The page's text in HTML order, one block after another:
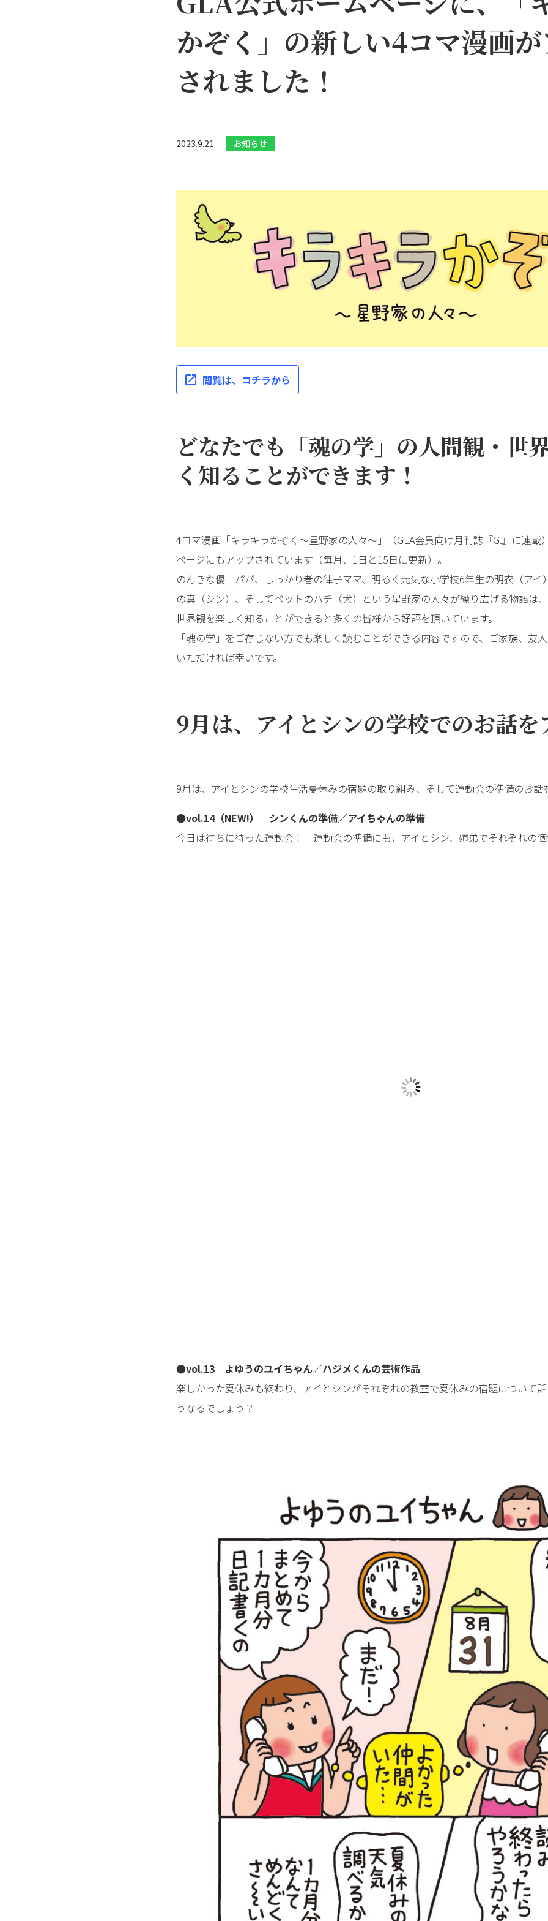
かぞく」の新しい4コマ漫画
されました！
2023.9.21 お知らせ
閲覧は、コチラから
どなたでも「魂の学」の人間観・世
く知ることができます！
4コマ漫画「キラキラかぞく～星野家の人々～」（GLA会員向け月刊誌『G.』に連載
ページにもアップされています（毎月、1日と15日に更新）。
のんきな優一パパ、しっかり者の律子ママ、明るく元気な小学校6年生の明衣（アイ
の真（シン）、そしてペットのハチ（犬）という星野家の人々が繰り広げる物語は
世界観を楽しく知ることができると多くの皆様から好評を頂いています。
「魂の学」をご存じない方でも楽しく読むことができる内容ですので、ご家族、友
いただければ幸いです。
9月は、アイとシンの学校でのお話を
9月は、アイとシンの学校生活――夏休みの宿題の取り組み、そして運動会の準備のお話
●vol.14（NEW!） シンくんの準備／アイちゃんの準備
今日は待ちに待った運動会！ 運動会の準備にも、アイとシン、姉弟でそれぞれの